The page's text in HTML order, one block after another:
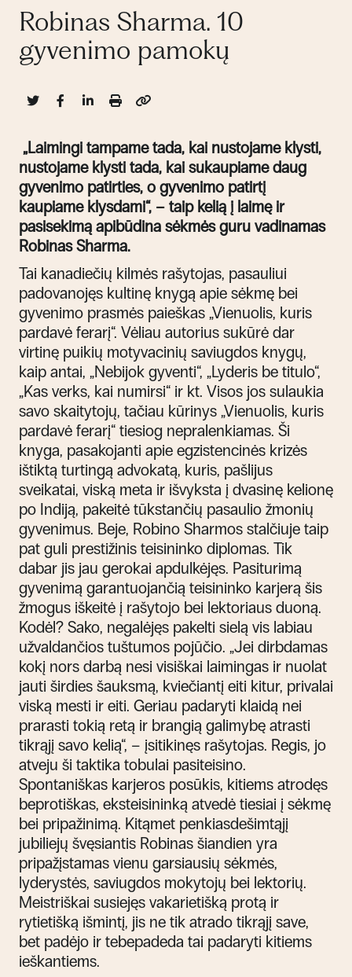
Robinas Sharma. 10
gyvenimo pamokų
„Laimingi tampame tada, kai nustojame klysti,
nustojame klysti tada, kai sukaupiame daug
gyvenimo patirties, o gyvenimo patirtį
kaupiame klysdami“, – taip kelią į laimę ir
pasisekimą apibūdina sėkmės guru vadinamas
Robinas Sharma.
Tai kanadiečių kilmės rašytojas, pasauliui
padovanojęs kultinę knygą apie sėkmę bei
gyvenimo prasmės paieškas „Vienuolis, kuris
pardavė ferarį“. Vėliau autorius sukūrė dar
virtinę puikių motyvacinių saviugdos knygų,
kaip antai, „Nebijok gyventi“, „Lyderis be titulo“,
„Kas verks, kai numirsi“ ir kt. Visos jos sulaukia
savo skaitytojų, tačiau kūrinys „Vienuolis, kuris
pardavė ferarį“ tiesiog nepralenkiamas. Ši
knyga, pasakojanti apie egzistencinės krizės
ištiktą turtingą advokatą, kuris, pašlijus
sveikatai, viską meta ir išvyksta į dvasinę kelionę
po Indiją, pakeitė tūkstančių pasaulio žmonių
gyvenimus. Beje, Robino Sharmos stalčiuje taip
pat guli prestižinis teisininko diplomas. Tik
dabar jis jau gerokai apdulkėjęs. Pasiturimą
gyvenimą garantuojančią teisininko karjerą šis
žmogus iškeitė į rašytojo bei lektoriaus duoną.
Kodėl? Sako, negalėjęs pakelti sielą vis labiau
užvaldančios tuštumos pojūčio. „Jei dirbdamas
kokį nors darbą nesi visiškai laimingas ir nuolat
jauti širdies šauksmą, kviečiantį eiti kitur, privalai
viską mesti ir eiti. Geriau padaryti klaidą nei
prarasti tokią retą ir brangią galimybę atrasti
tikrąjį savo kelią“, – įsitikinęs rašytojas. Regis, jo
atveju ši taktika tobulai pasiteisino.
Spontaniškas karjeros posūkis, kitiems atrodęs
beprotiškas, eksteisininką atvedė tiesiai į sėkmę
bei pripažinimą. Kitąmet penkiasdešimtąjį
jubiliejų švęsiantis Robinas šiandien yra
pripažįstamas vienu garsiausių sėkmės,
lyderystės, saviugdos mokytojų bei lektorių.
Meistriškai susiejęs vakarietišką protą ir
rytietišką išmintį, jis ne tik atrado tikrąjį save,
bet padėjo ir tebepadeda tai padaryti kitiems
ieškantiems.